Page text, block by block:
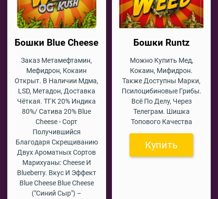
Бошки Blue Cheese
Заказ Метамефтамин,
Мефидрон, Кокаин
Открыт. В Наличии Мдма,
LSD, Метадон, Доставка
Чёткая. ТГК 20% Индика
80%/ Сатива 20% Blue
Cheese - Сорт
Получившийся
Благодаря Скрещиванию
Двух Ароматных Сортов
Марихуаны: Cheese И
Blueberry. Вкус И Эффект
Blue Cheese Blue Cheese
("Синий Сыр") –
Бошки Runtz
Можно Купить Мед,
Кокаин, Мифидрон.
Также Доступны Марки,
Псилоцибиновые Грибы.
Всё По Делу, Через
Телеграм. Шишка
Топового Качества
Купить